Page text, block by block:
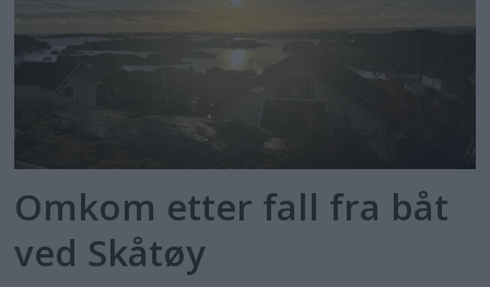
Omkom etter fall fra båt
ved Skåtøy